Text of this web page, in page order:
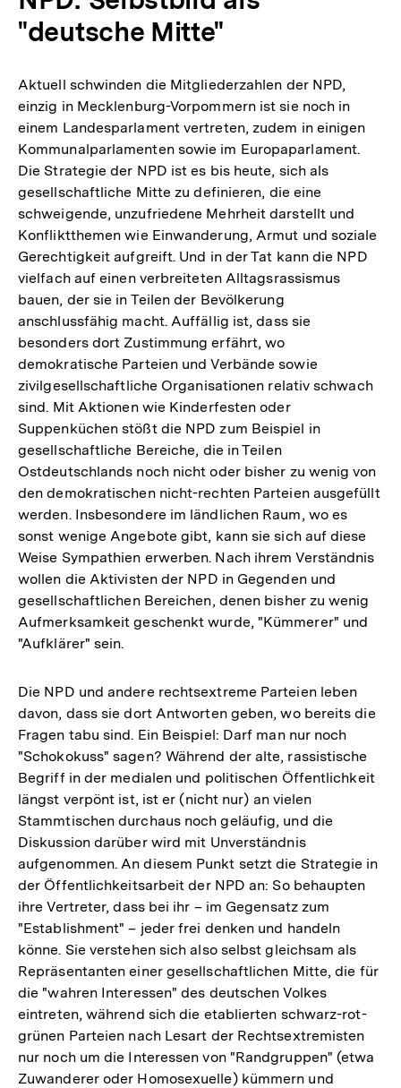
"deutsche Mitte"
Aktuell schwinden die Mitgliederzahlen der NPD,
einzig in Mecklenburg-Vorpommern ist sie noch in
einem Landesparlament vertreten, zudem in einigen
Kommunalparlamenten sowie im Europaparlament.
Die Strategie der NPD ist es bis heute, sich als
gesellschaftliche Mitte zu definieren, die eine
schweigende, unzufriedene Mehrheit darstellt und
Konfliktthemen wie Einwanderung, Armut und soziale
Gerechtigkeit aufgreift. Und in der Tat kann die NPD
vielfach auf einen verbreiteten Alltagsrassismus
bauen, der sie in Teilen der Bevölkerung
anschlussfähig macht. Auffällig ist, dass sie
besonders dort Zustimmung erfährt, wo
demokratische Parteien und Verbände sowie
zivilgesellschaftliche Organisationen relativ schwach
sind. Mit Aktionen wie Kinderfesten oder
Suppenküchen stößt die NPD zum Beispiel in
gesellschaftliche Bereiche, die in Teilen
Ostdeutschlands noch nicht oder bisher zu wenig von
den demokratischen nicht-rechten Parteien ausgefüllt
werden. Insbesondere im ländlichen Raum, wo es
sonst wenige Angebote gibt, kann sie sich auf diese
Weise Sympathien erwerben. Nach ihrem Verständnis
wollen die Aktivisten der NPD in Gegenden und
gesellschaftlichen Bereichen, denen bisher zu wenig
Aufmerksamkeit geschenkt wurde, "Kümmerer" und
"Aufklärer" sein.
Die NPD und andere rechtsextreme Parteien leben
davon, dass sie dort Antworten geben, wo bereits die
Fragen tabu sind. Ein Beispiel: Darf man nur noch
"Schokokuss" sagen? Während der alte, rassistische
Begriff in der medialen und politischen Öffentlichkeit
längst verpönt ist, ist er (nicht nur) an vielen
Stammtischen durchaus noch geläufig, und die
Diskussion darüber wird mit Unverständnis
aufgenommen. An diesem Punkt setzt die Strategie in
der Öffentlichkeitsarbeit der NPD an: So behaupten
ihre Vertreter, dass bei ihr – im Gegensatz zum
"Establishment" – jeder frei denken und handeln
könne. Sie verstehen sich also selbst gleichsam als
Repräsentanten einer gesellschaftlichen Mitte, die für
die "wahren Interessen" des deutschen Volkes
eintreten, während sich die etablierten schwarz-rot-
grünen Parteien nach Lesart der Rechtsextremisten
nur noch um die Interessen von "Randgruppen" (etwa
Zuwanderer oder Homosexuelle) kümmern und